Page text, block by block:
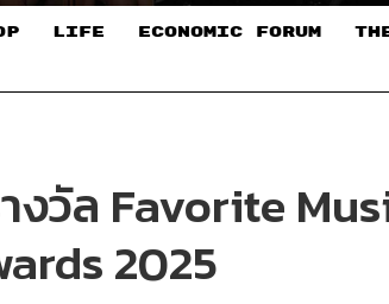
LIFE ECONOMIC FORUM
งวัล Favorite
2025